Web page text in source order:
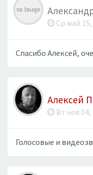
Ср май
Спасибо Алексей,
Алексей
Вт ноя
Голосовые и